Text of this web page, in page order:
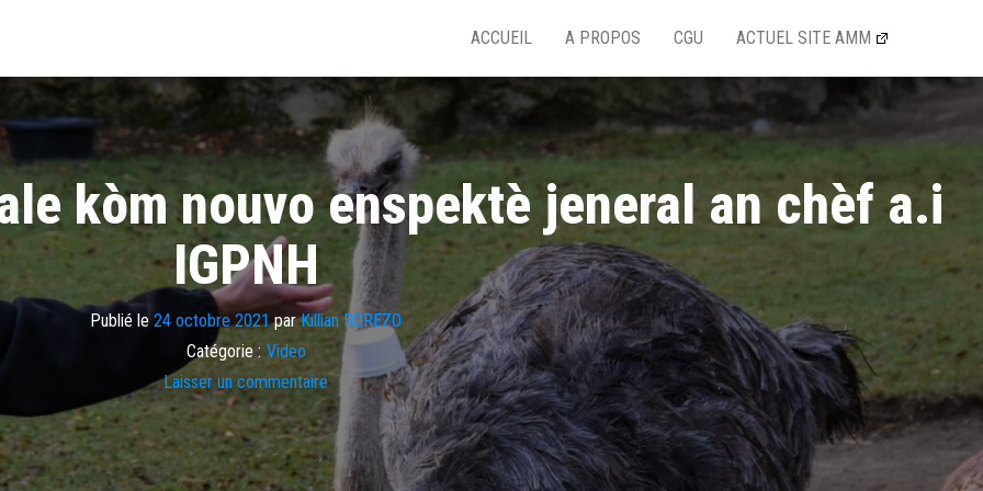
ACCUEIL A PROPOS CGU ACTUEL SITE AMM
kòm nouvo enspektè jeneral an chèf a.i
IGPNH
Publié le24 octobre 2021parKillian BOREZO
Catégorie : Video
Laisser un commentaire